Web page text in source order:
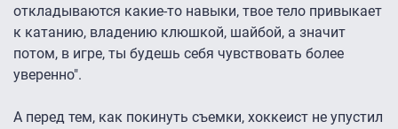
откладываются какие-то навыки, твое тело привыкает
к катанию, владению клюшкой, шайбой, а значит
потом, в игре, ты будешь себя чувствовать более
уверенно".
А перед тем, как покинуть съемки, хоккеист не упустил